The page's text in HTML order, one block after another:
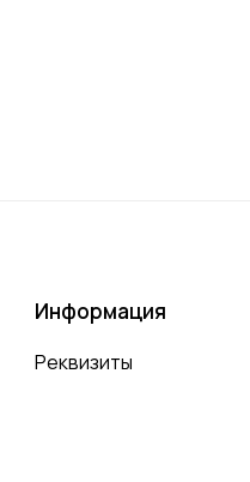
Информация
Реквизиты